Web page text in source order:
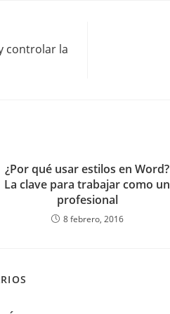
controlar la
¿Por qué usar estilos en Word?
La clave para trabajar como un
profesional
8 febrero, 2016